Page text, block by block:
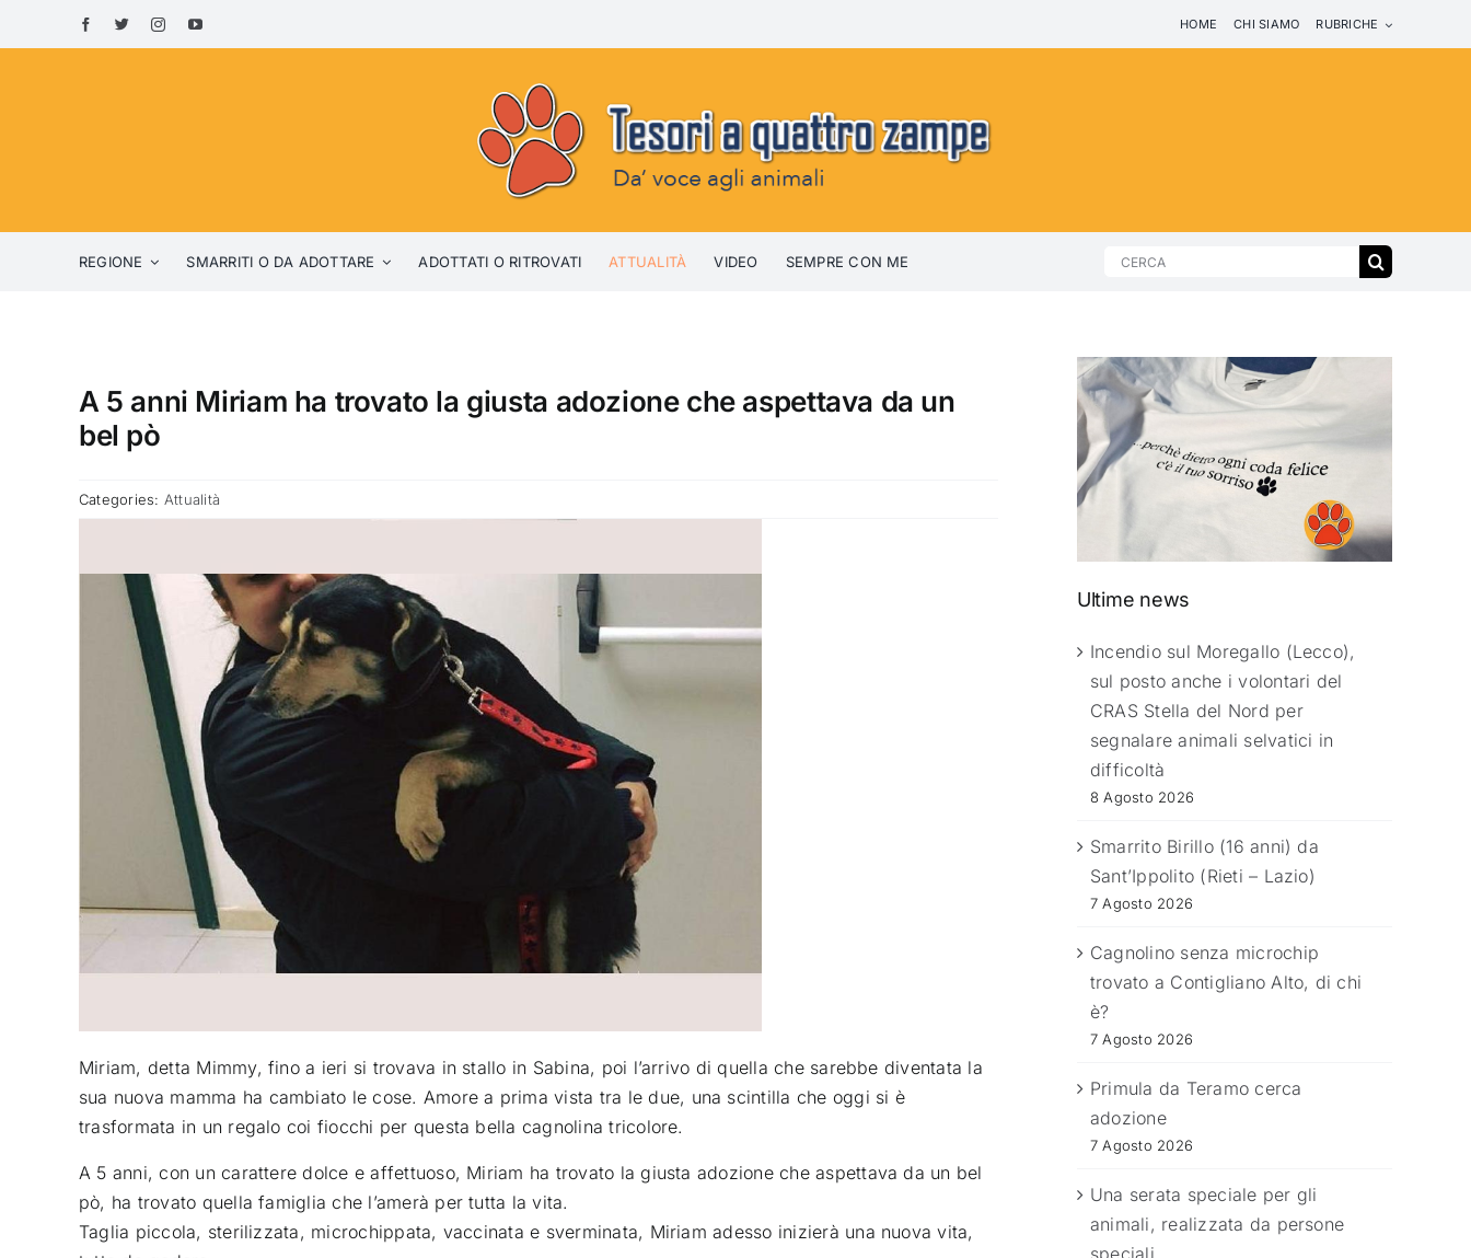
to
HOME CHI SIAMO RUBRICHE
REGIONE SMARRITI O DA ADOTTARE ADOTTATI O RITROVATI ATTUALITÀ VIDEO SEMPRE CON ME
Search
A 5 anni Miriam ha trovato la giusta adozione che aspettava da un
bel pò
Categories: Attualità
Miriam, detta Mimmy, fino a ieri si trovava in stallo in Sabina, poi l’arrivo di quella che sarebbe diventata la
sua nuova mamma ha cambiato le cose. Amore a prima vista tra le due, una scintilla che oggi si è
trasformata in un regalo coi fiocchi per questa bella cagnolina tricolore.
A 5 anni, con un carattere dolce e affettuoso, Miriam ha trovato la giusta adozione che aspettava da un bel
pò, ha trovato quella famiglia che l’amerà per tutta la vita.
Taglia piccola, sterilizzata, microchippata, vaccinata e sverminata, Miriam adesso inizierà una nuova vita,
Ultime news
Incendio sul Moregallo (Lecco),
sul posto anche i volontari del
CRAS Stella del Nord per
segnalare animali selvatici in
difficoltà
8 Agosto 2026
Smarrito Birillo (16 anni) da
Sant’Ippolito (Rieti – Lazio)
7 Agosto 2026
Cagnolino senza microchip
trovato a Contigliano Alto, di chi
è?
7 Agosto 2026
Primula da Teramo cerca
adozione
7 Agosto 2026
Una serata speciale per gli
animali, realizzata da persone